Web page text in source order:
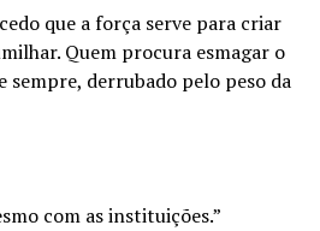
que a força serve para criar
Quem procura esmagar o
sempre, derrubado pelo peso da
com as instituições.”